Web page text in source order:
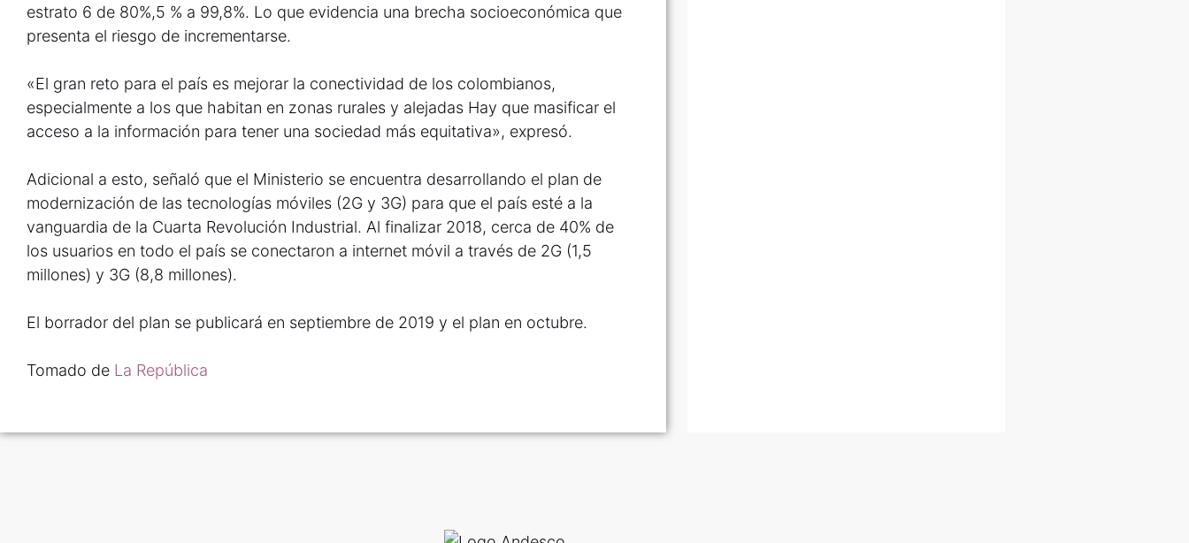
estrato 6 de 80%,5 % a 99,8%. Lo que evidencia una brecha socioeconómica que
presenta el riesgo de incrementarse.
«El gran reto para el país es mejorar la conectividad de los colombianos,
especialmente a los que habitan en zonas rurales y alejadas Hay que masificar el
acceso a la información para tener una sociedad más equitativa», expresó.
Adicional a esto, señaló que el Ministerio se encuentra desarrollando el plan de
modernización de las tecnologías móviles (2G y 3G) para que el país esté a la
vanguardia de la Cuarta Revolución Industrial. Al finalizar 2018, cerca de 40% de
los usuarios en todo el país se conectaron a internet móvil a través de 2G (1,5
millones) y 3G (8,8 millones).
El borrador del plan se publicará en septiembre de 2019 y el plan en octubre.
Tomado de La República